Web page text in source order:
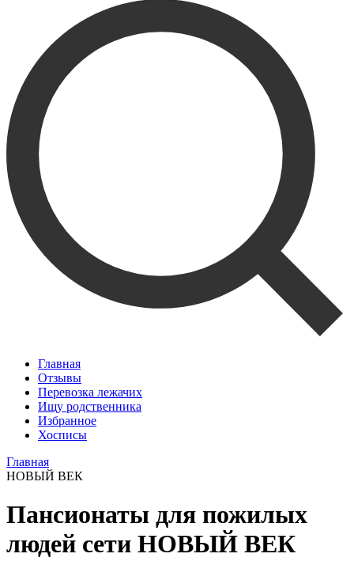
Главная
Отзывы
Перевозка лежачих
Ищу родственника
Избранное
Хосписы
Главная
НОВЫЙ ВЕК
Пансионаты для пожилых
людей сети НОВЫЙ ВЕК